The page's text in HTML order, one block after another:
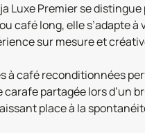
Luxe Premier se
café long, elle s’adapte
sur mesure et
à café reconditionnées
carafe partagée lors d’un
place à la